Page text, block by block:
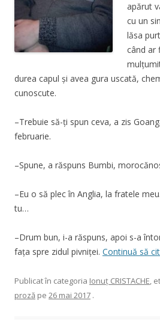
apărut
cu un
lăsa
când ar
durea capul și avea gura uscată,
cunoscute.
–Trebuie să-ți spun ceva, a zis
februarie.
–Spune, a răspuns Bumbi,
–Eu o să plec în Anglia, la fratele
tu…
–Drum bun, i-a răspuns, apoi s-a
fața spre zidul pivniței. Continuă să
Publicat în categoria Ionuţ CRISTACHE,
proză pe 26 mai 2017 .